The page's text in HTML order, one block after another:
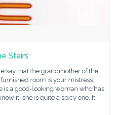
Stairs
say that the grandmother of the
room is your mistress.
is a good-looking woman who has
it, she is quite a spicy one. It